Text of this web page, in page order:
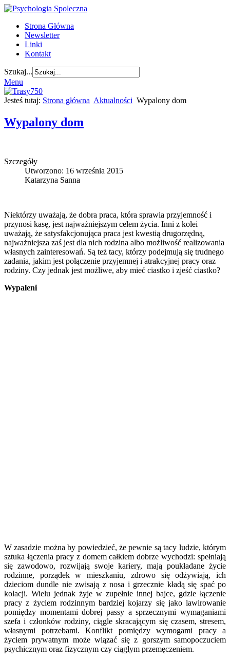
Strona Główna
Newsletter
Linki
Kontakt
Szukaj...
Menu
Jesteś tutaj: Strona główna Aktualności Wypalony dom
Wypalony dom
Szczegóły
Utworzono: 16 września 2015
Katarzyna Sanna
Niektórzy uważają, że dobra praca, która sprawia przyjemność i
przynosi kasę, jest najważniejszym celem życia. Inni z kolei
uważają, że satysfakcjonująca praca jest kwestią drugorzędną,
najważniejsza zaś jest dla nich rodzina albo możliwość realizowania
własnych zainteresowań. Są też tacy, którzy podejmują się trudnego
zadania, jakim jest połączenie przyjemnej i atrakcyjnej pracy oraz
rodziny. Czy jednak jest możliwe, aby mieć ciastko i zjeść ciastko?
Wypaleni
W zasadzie można by powiedzieć, że pewnie są tacy ludzie, którym
sztuka łączenia pracy z domem całkiem dobrze wychodzi: spełniają
się zawodowo, rozwijają swoje kariery, mają poukładane życie
rodzinne, porządek w mieszkaniu, zdrowo się odżywiają, ich
dzieciom dundle nie zwisają z nosa i grzecznie kładą się spać po
kolacji. Wielu jednak żyje w zupełnie innej bajce, gdzie łączenie
pracy z życiem rodzinnym bardziej kojarzy się jako lawirowanie
pomiędzy momentami dobrej passy a sprzecznymi wymaganiami
szefa i członków rodziny, ciągle skracającym się czasem, stresem,
własnymi potrzebami. Konflikt pomiędzy wymogami pracy a
życiem prywatnym może wiązać się z gorszym samopoczuciem
psychicznym oraz fizycznym czy ciągłym przemęczeniem.